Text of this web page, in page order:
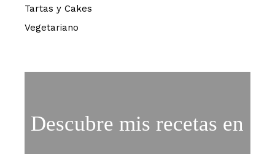
Tartas y Cakes
Vegetariano
Descubre mis recetas en